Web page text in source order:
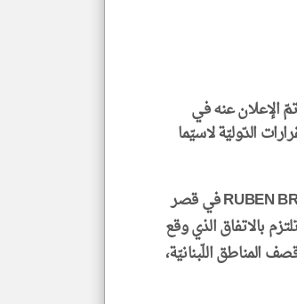
الإعلان عنه في
الدّوليّة لاسيّما
بالاتفاق الذي وقع
وقصف المناطق اللّبنانيّة،klyoum.com